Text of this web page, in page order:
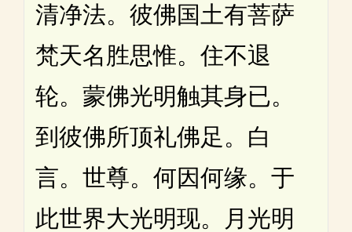
清净法。彼佛国土有菩萨
梵天名胜思惟。住不退
轮。蒙佛光明触其身已。
到彼佛所顶礼佛足。白
言。世尊。何因何缘。于
此世界大光明现。月光明